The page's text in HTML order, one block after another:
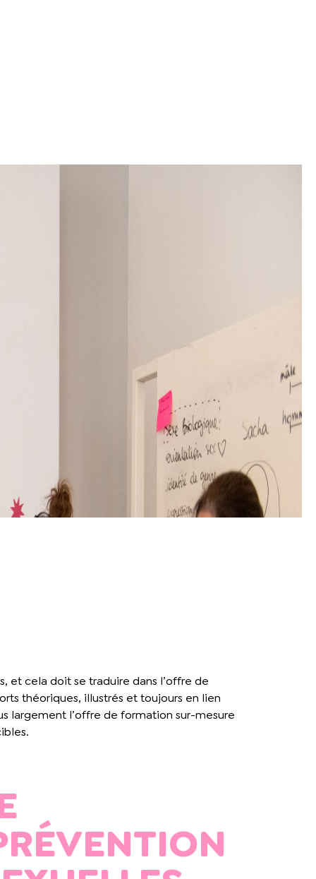
et cela doit se traduire dans l’offre de
théoriques, illustrés et toujours en lien
largement l’offre de formation sur-mesure